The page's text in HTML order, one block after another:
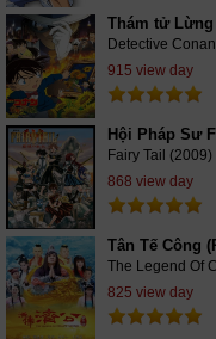
Thám tử Lừng
Detective
915 view day
Hội Pháp Sư
Fairy Tail (2009)
868 view day
Tân Tế Công
The Legend Of
825 view day